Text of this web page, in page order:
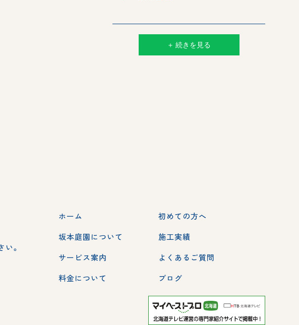
＋ 続きを見る
。
ホーム
坂本庭園について
サービス案内
料金について
初めての方へ
施工実績
よくあるご質問
ブログ